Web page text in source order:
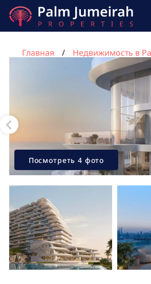
Главная
Недвижимость в
Квартира с 2 спальнями в
ОАЭ №1758
Посмотреть 4 фото